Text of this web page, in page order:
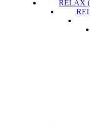
RELAX